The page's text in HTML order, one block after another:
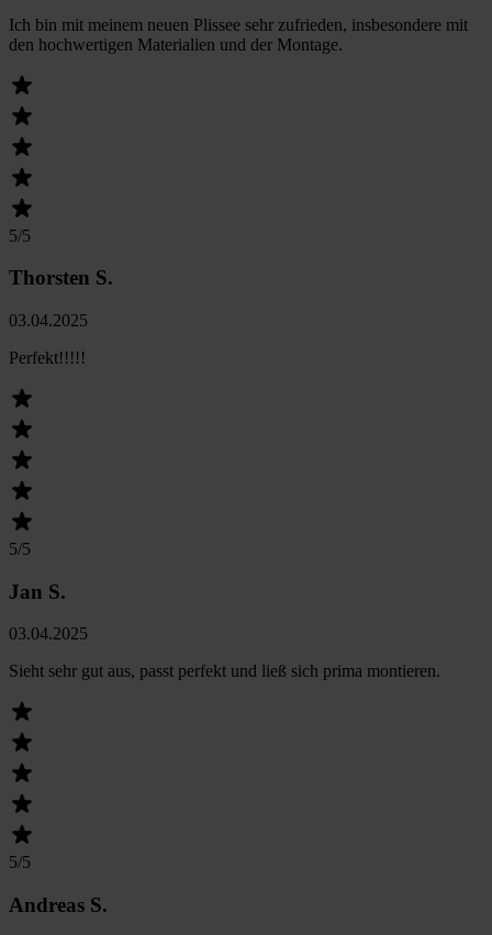
Ich bin mit meinem neuen Plissee sehr zufrieden, insbesondere mit
den hochwertigen Materialien und der Montage.
5/5
Thorsten S.
03.04.2025
Perfekt!!!!!
5/5
Jan S.
03.04.2025
Sieht sehr gut aus, passt perfekt und ließ sich prima montieren.
5/5
Andreas S.